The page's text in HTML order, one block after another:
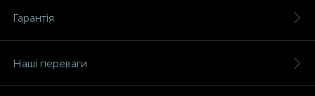
Гарантія
Наші переваги